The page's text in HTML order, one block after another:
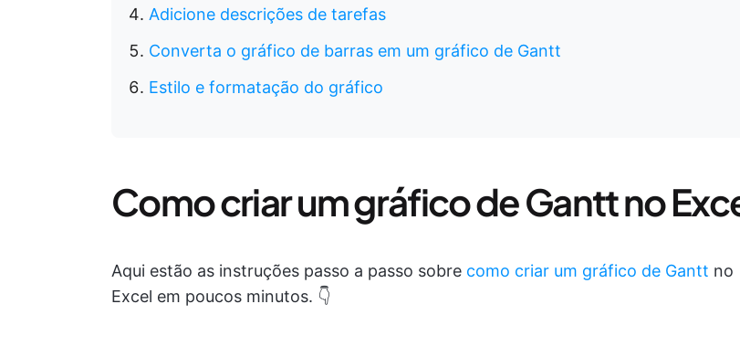
Adicione descrições de tarefas
Converta o gráfico de barras em um gráfico de Gantt
Estilo e formatação do gráfico
Como criar um gráfico de Gantt no
Aqui estão as instruções passo a passo sobre como criar um gráfico de Gantt no
Excel em poucos minutos. 👇